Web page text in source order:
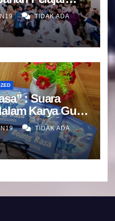
Bank Mandiri
TIDAK ADA
: Suara
Karya Guru
Selatan
TIDAK ADA